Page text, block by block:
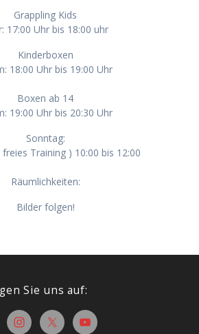
Grappling Kids
17:00 Uhr bis 18:00 uhr
Kinderboxen
18:00 Uhr bis 19:00 Uhr
Boxen ab 14
19:00 Uhr bis 20:30 Uhr
Sonntag:
Training ) 10:00 bis 12:00
Räumlichkeiten:
Bilder folgen!
Sie uns auf: